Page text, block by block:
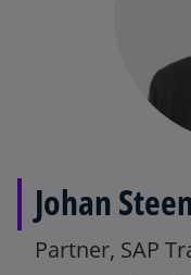
Johan
Partner, SAP